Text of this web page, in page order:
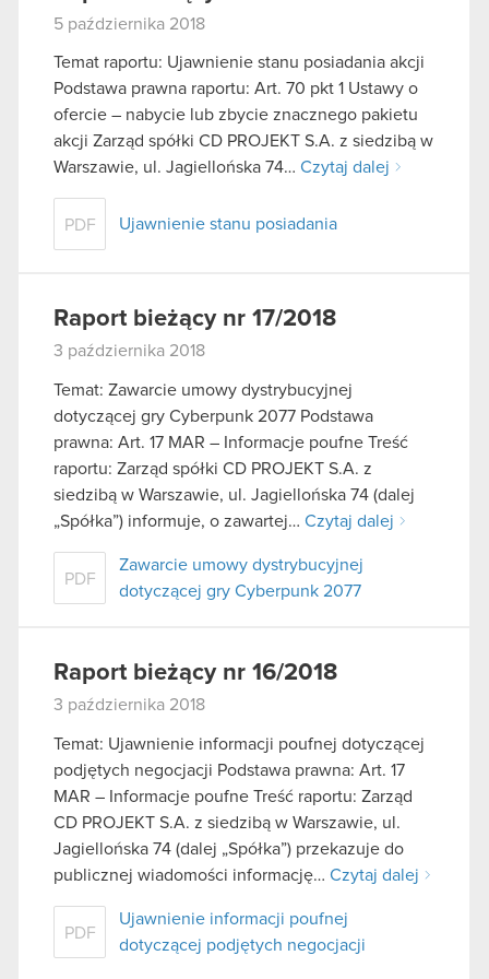
5 października 2018
Temat raportu: Ujawnienie stanu posiadania akcji
Podstawa prawna raportu: Art. 70 pkt 1 Ustawy o
ofercie – nabycie lub zbycie znacznego pakietu
akcji Zarząd spółki CD PROJEKT S.A. z siedzibą w
Warszawie, ul. Jagiellońska 74… Czytaj dalej
PDF Ujawnienie stanu posiadania
Raport bieżący nr 17/2018
3 października 2018
Temat: Zawarcie umowy dystrybucyjnej
dotyczącej gry Cyberpunk 2077 Podstawa
prawna: Art. 17 MAR – Informacje poufne Treść
raportu: Zarząd spółki CD PROJEKT S.A. z
siedzibą w Warszawie, ul. Jagiellońska 74 (dalej
„Spółka”) informuje, o zawartej… Czytaj dalej
PDF
Zawarcie umowy dystrybucyjnej
dotyczącej gry Cyberpunk 2077
Raport bieżący nr 16/2018
3 października 2018
Temat: Ujawnienie informacji poufnej dotyczącej
podjętych negocjacji Podstawa prawna: Art. 17
MAR – Informacje poufne Treść raportu: Zarząd
CD PROJEKT S.A. z siedzibą w Warszawie, ul.
Jagiellońska 74 (dalej „Spółka”) przekazuje do
publicznej wiadomości informację… Czytaj dalej
PDF
Ujawnienie informacji poufnej
dotyczącej podjętych negocjacji